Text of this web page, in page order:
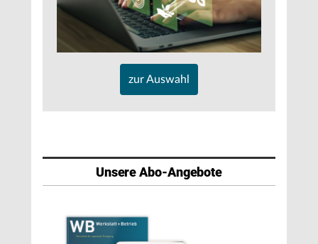
zur Auswahl
Unsere Abo-Angebote